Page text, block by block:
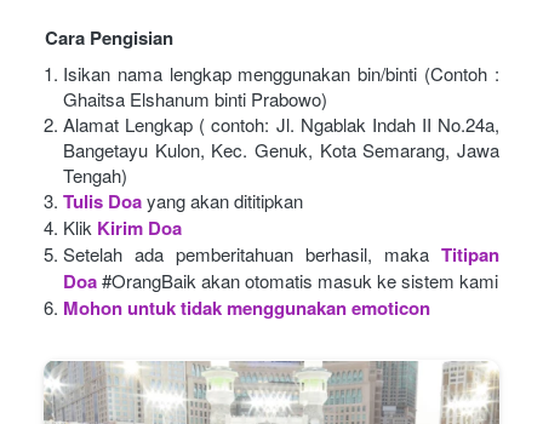
Cara Pengisian
Isikan nama lengkap menggunakan bin/binti (Contoh :
Ghaitsa Elshanum binti Prabowo)
Alamat Lengkap ( contoh: Jl. Ngablak Indah II No.24a,
Bangetayu Kulon, Kec. Genuk, Kota Semarang, Jawa
Tengah)
Tulis Doayang akan dititipkan
Klik Kirim Doa
Setelah ada pemberitahuan berhasil, maka Titipan
Doa#OrangBaik akan otomatis masuk ke sistem kami
Mohon untuk tidak menggunakan emoticon